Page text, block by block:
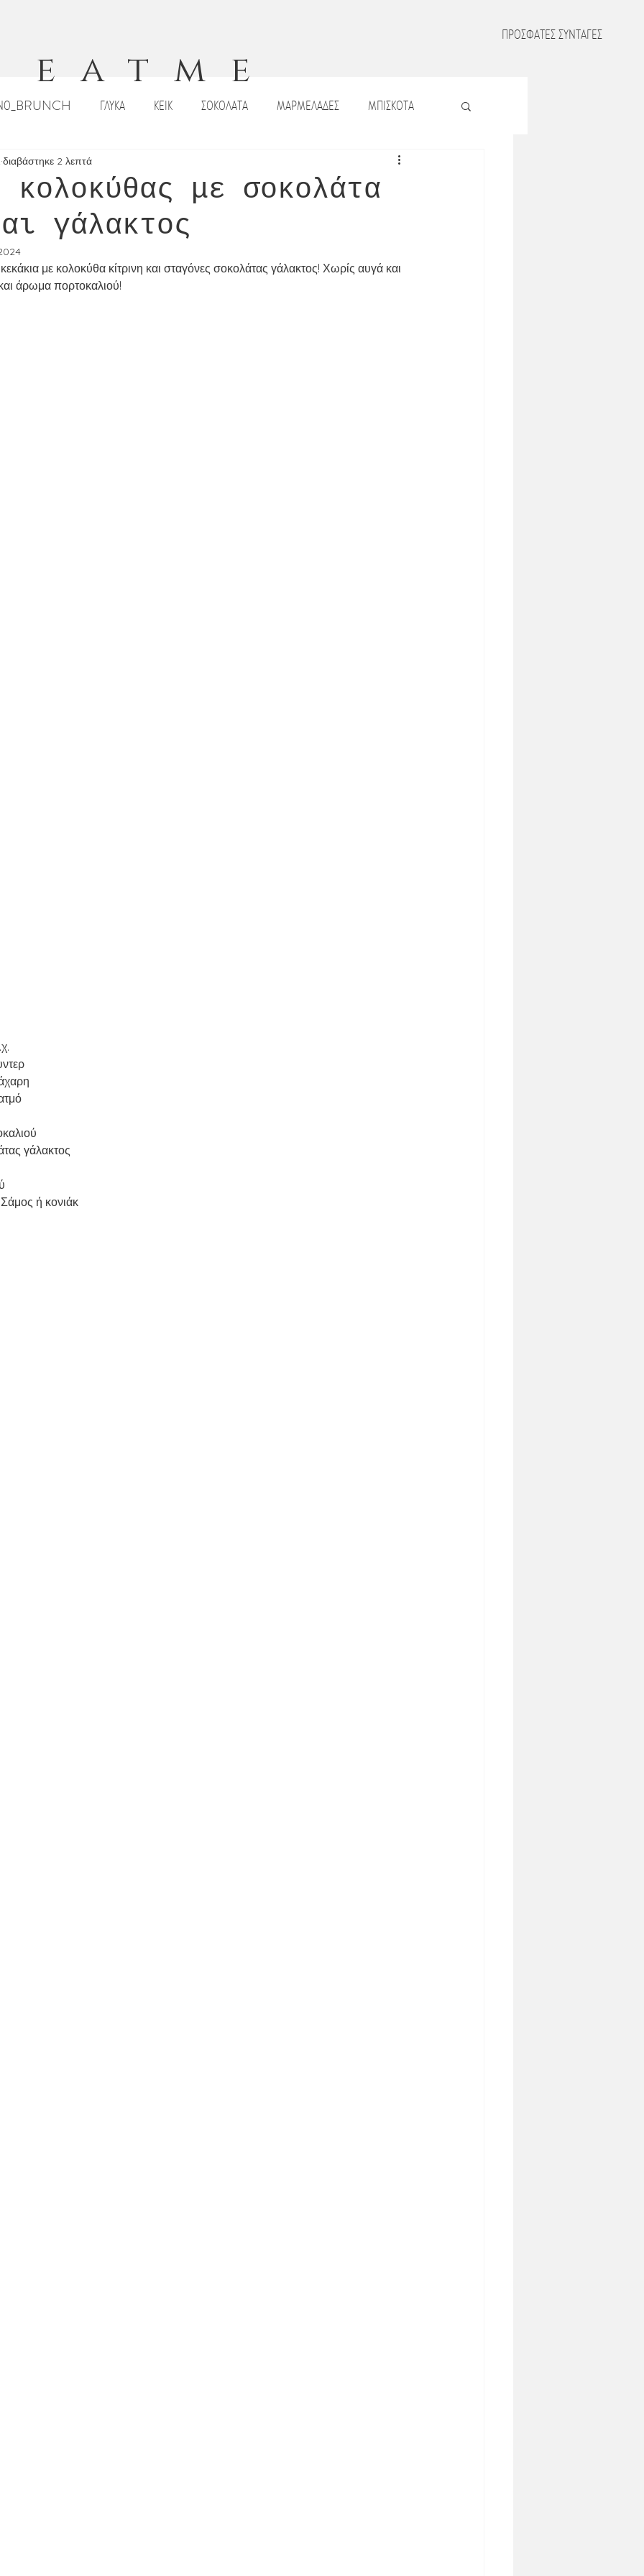
ΠΡΟΣΦΑΤΕΣ ΣΥΝΤΑΓΕΣ
eatme
ΓΛΥΚΑ ΚΕΙΚ ΣΟΚΟΛΑΤΑ ΜΑΡΜΕΛΑΔΕΣ ΜΠΙΣΚΟΤΑ
ΠΙΤΣΕΣ_ΠΕΪΝΕΡΛΙ
ΣΥΝΤΑΓΕΣ ΠΑΣΧΑΛΙΝΕΣ ΣΥΝΤΑΓΕΣ
ΠΑΡΑΔΟΣΙΑΚΑ ΓΛΥΚΑ ΠΑΡΑΔΟΣΙΑΚΕΣ ΣΥΝΤΑΓΕΣ ΡΟΦΗΜΑΤΑ
με σοκολάτα
γάλακτος
διαβάστηκε 2 λεπτά
με κολοκύθα κίτρινη και σταγόνες σοκολάτας γάλακτος! Χωρίς αυγά και
άρωμα πορτοκαλιού!
γάλακτος
ή κονιάκ